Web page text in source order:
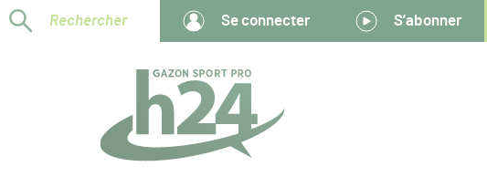
Rechercher Se connecter S’abonner